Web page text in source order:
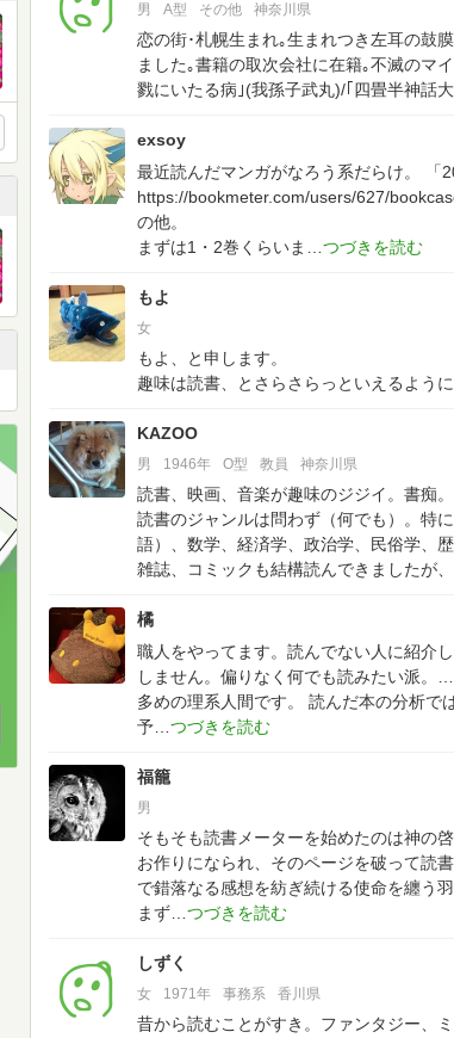
男 A型 その他 神奈川県
恋の街･札幌生まれ｡生まれつき左耳の鼓
ました｡書籍の取次会社に在籍｡不滅のマ
戮にいたる病｣(我孫子武丸)/｢四畳半神話
exsoy
最近読んだマンガがなろう系だらけ。
https://bookmeter.com/users/627/
の他。
まずは1・2巻くらいま
もよ
女
もよ、と申します。
趣味は読書、とさらさらっといえるよう
KAZOO
男 1946年 O型 教員 神奈川県
読書、映画、音楽が趣味のジジイ。書痴。
読書のジャンルは問わず（何でも）。特
語）、数学、経済学、政治学、民俗学、
雑誌、コミックも結構読んできましたが
橘
職人をやってます。読んでない人に紹介
しません。偏りなく何でも読みたい派。
多めの理系人間です。
読んだ本の分析で
予
福籠
男
そもそも読書メーターを始めたのは神の
お作りになられ、そのページを破って読
で錯落なる感想を紡ぎ続ける使命を纏う
まず
しずく
女 1971年 事務系 香川県
昔から読むことがすき。ファンタジー、